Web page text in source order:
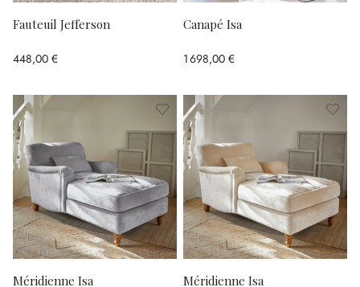
Fauteuil Jefferson
448,00 €
Canapé Isa
1 698,00 €
Méridienne Isa Méridienne Isa